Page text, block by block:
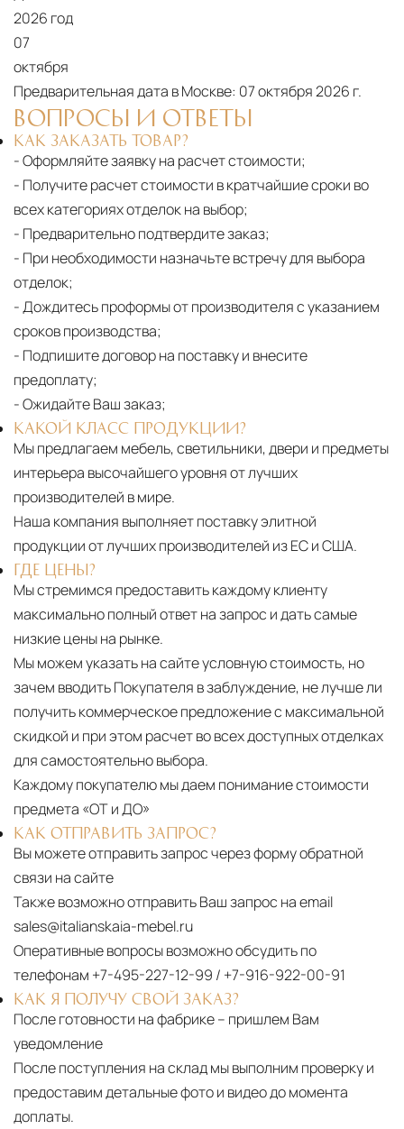
дней. Для Московской области сроки зависят
10 рабочих дней. Возможна срочная доставка
при наличии свободных логистических
ресурсов.
Управление логистикой и контроль
качества
Каждый заказ отслеживается в режиме
реального времени через систему GPS-
мониторинга. Наша команда логистических
специалистов с опытом работы в
международной доставке обеспечивает
полную сохранность груза, соблюдение
температурного режима и защиту от
механических повреждений на всех этапах
маршрута.
Страхование грузаВсе международные
поставки застрахованы в соответствии с
международными стандартами. Клиенты могут
выбрать дополнительное страхование для
2026 год
07
октября
Предварительная дата в Москве: 07 октября 2026 г.
ВОПРОСЫ И ОТВЕТЫ
КАК ЗАКАЗАТЬ ТОВАР?
- Оформляйте заявку на расчет стоимости;
- Получите расчет стоимости в кратчайшие сроки во
всех категориях отделок на выбор;
- Предварительно подтвердите заказ;
- При необходимости назначьте встречу для выбора
отделок;
- Дождитесь проформы от производителя с указанием
сроков производства;
- Подпишите договор на поставку и внесите
предоплату;
- Ожидайте Ваш заказ;
КАКОЙ КЛАСС ПРОДУКЦИИ?
Мы предлагаем мебель, светильники, двери и предметы
интерьера высочайшего уровня от лучших
производителей в мире.
Наша компания выполняет поставку элитной
продукции от лучших производителей из ЕС и США.
ГДЕ ЦЕНЫ?
Мы стремимся предоставить каждому клиенту
максимально полный ответ на запрос и дать самые
низкие цены на рынке.
Мы можем указать на сайте условную стоимость, но
зачем вводить Покупателя в заблуждение, не лучше ли
получить коммерческое предложение с максимальной
скидкой и при этом расчет во всех доступных отделках
для самостоятельно выбора.
Каждому покупателю мы даем понимание стоимости
предмета «ОТ и ДО»
КАК ОТПРАВИТЬ ЗАПРОС?
Вы можете отправить запрос через форму обратной
связи на сайте
Также возможно отправить Ваш запрос на email
sales@italianskaia-mebel.ru
Оперативные вопросы возможно обсудить по
телефонам +7-495-227-12-99 / +7-916-922-00-91
КАК Я ПОЛУЧУ СВОЙ ЗАКАЗ?
После готовности на фабрике – пришлем Вам
уведомление
После поступления на склад мы выполним проверку и
предоставим детальные фото и видео до момента
доплаты.